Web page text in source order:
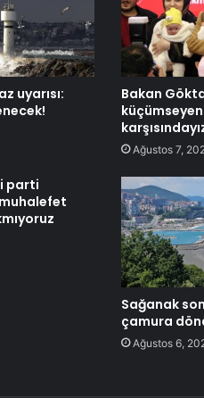
uyarısı:
Bakan
Ağustos 7,
parti
Sağanak
çamura
Ağustos 6,